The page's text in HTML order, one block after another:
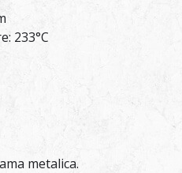
233°C
metalica.